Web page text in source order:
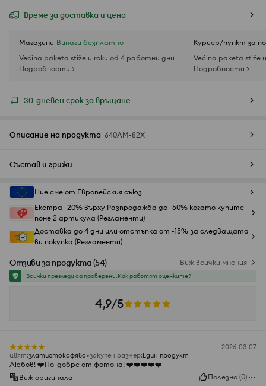
Време за доставка и цена
Магазини Винаги безплатно
Većina paketa stiže u roku od 4 работни дни
Подробности >
Куриер/пункт за
Većina paketa stiže
Подробности >
30-дневен срок за връщане
Описание на продукта 640AM-82X
Състав и грижи
Ние сме от Европейския съюз
Екстра -20% върху Разпродажба до -50% когато купите
поне 2 артикула (Регламенти)
Доставка до 4 дни или отстъпка от -15% за следващата
ви покупка (Регламенти)
Отзиви за продукта(54) Виж всички мнения
Всички прегледи са проверени.Как работят оценките?
4,9/5
2026-03-07
цвят:златистокафяво закупен размер:Един продукт
Любов! ❤️По-добре от фотона! ❤️❤️❤️❤️❤️
Виж оригинала
Полезно (0)